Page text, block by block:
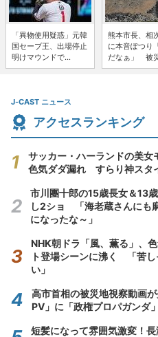
「異物使用疑惑」元韓
国セーブ王、出場停止
明けマウンドで...
熊本市長、相
に本音ぽつり
だなぁ」 被
J-CAST ニュース
アクセスランキング
サッカー・ハーランドの美女
色気ダダ漏れ すらり神スタ
市川團十郎の15歳長女＆13
し2ショ 「海老蔵さんにも
になったな～」
NHK朝ドラ「風、薫る」、
ト登場シーンに沸く 「苦
い」
高市首相の被災地視察動画
PV」に「政権プロパガンダ
短髪になって雰囲気激変！